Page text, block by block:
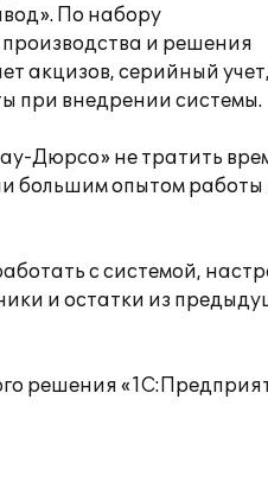
По набору
и решения
акцизов, серийный
при внедрении системы.
Дюрсо» не тратить
большим опытом работы
с системой,
и остатки из
решения